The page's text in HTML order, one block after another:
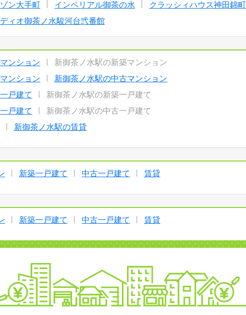
ン大手町 インペリアル御茶の水 クラッシィハウス神田錦町
ィオ御茶ノ水駿河台弐番館
ンション
新御茶ノ水駅の新築マンション
ンション
新御茶ノ水駅の中古マンション
戸建て
新御茶ノ水駅の新築一戸建て
戸建て
新御茶ノ水駅の中古一戸建て
新御茶ノ水駅の賃貸
新築一戸建て 中古一戸建て 賃貸
新築一戸建て 中古一戸建て 賃貸